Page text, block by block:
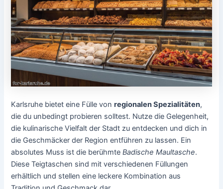
Karlsruhe bietet eine Fülle vonregionalen Spezialitäten,
die du unbedingt probieren solltest. Nutze die Gelegenheit,
die kulinarische Vielfalt der Stadt zu entdecken und dich in
die Geschmäcker der Region entführen zu lassen. Ein
absolutes Muss ist die berühmteBadische Maultasche.
Diese Teigtaschen sind mit verschiedenen Füllungen
erhältlich und stellen eine leckere Kombination aus